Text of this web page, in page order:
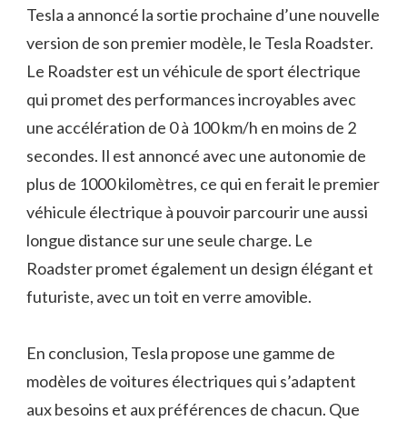
Tesla a annoncé la sortie prochaine d’une nouvelle
version de son premier modèle, le Tesla Roadster.
Le Roadster est un véhicule de sport électrique
qui promet des performances incroyables avec
une accélération de 0 à 100 km/h en moins de 2
secondes. Il est annoncé avec une autonomie de
plus de 1000 kilomètres, ce qui en ferait le premier
véhicule électrique à pouvoir parcourir une aussi
longue distance sur une seule charge. Le
Roadster promet également un design élégant et
futuriste, avec un toit en verre amovible.
En conclusion, Tesla propose une gamme de
modèles de voitures électriques qui s’adaptent
aux besoins et aux préférences de chacun. Que